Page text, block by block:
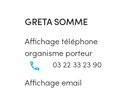
GRETA SOMME
Affichage téléphone
organisme porteur
03 22 33 23 90
Affichage email